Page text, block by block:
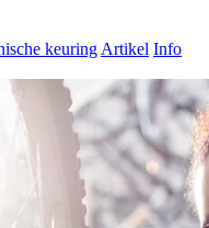
keuring Artikel Info